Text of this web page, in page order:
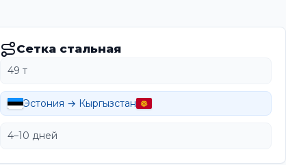
Сетка стальная
49 т
Эстония → Кыргызстан
4–10 дней